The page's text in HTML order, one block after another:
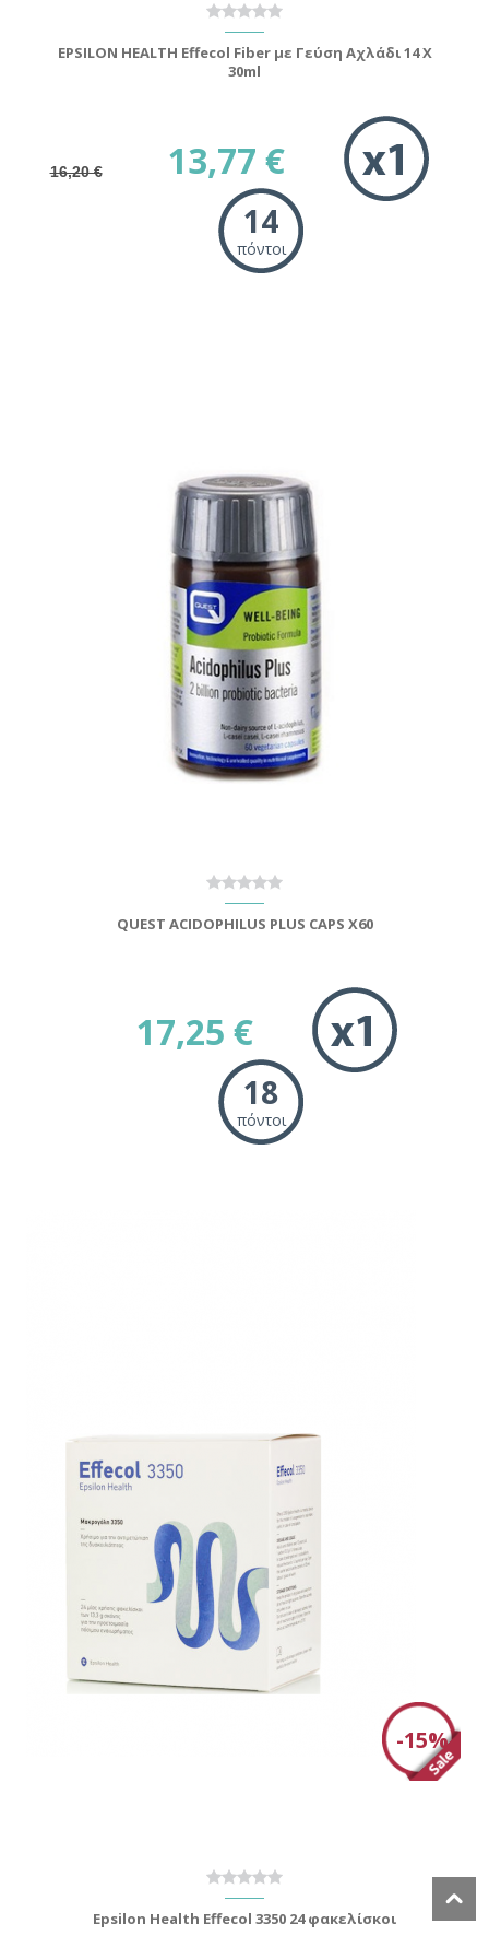
EPSILON HEALTH Effecol Fiber με Γεύση Αχλάδι 14 X
30ml
16,20 € 13,77 €
14
πόντοι
QUEST ACIDOPHILUS PLUS CAPS X60
17,25 €
18
πόντοι
-15%
Epsilon Health Effecol 3350 24 φακελίσκοι